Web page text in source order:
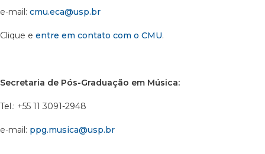
e-mail: cmu.eca@usp.br
Clique e entre em contato com o CMU.
Secretaria de Pós-Graduação em Música:
Tel.: +55 11 3091-2948
e-mail: ppg.musica@usp.br